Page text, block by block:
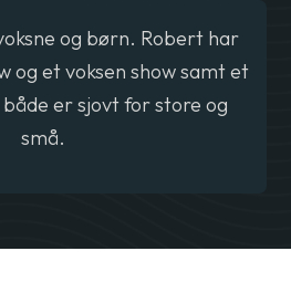
og børn. Robert har
og et voksen show samt et
er sjovt for store og
små.